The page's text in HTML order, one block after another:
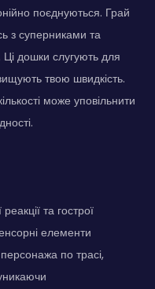
поєднуються. Грай
з суперниками та
дошки слугують для
твою швидкість.
може уповільнити
та гострої
елементи
по трасі,